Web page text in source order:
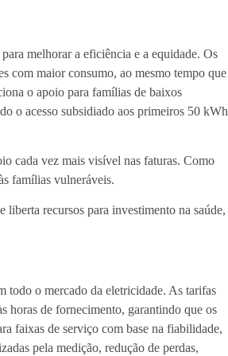
melhorar a eficiência e a equidade. Os
com maior consumo, ao mesmo tempo que
o apoio para famílias de baixos
o acesso subsidiado aos primeiros 50 kWh
cada vez mais visível nas faturas. Como
famílias vulneráveis.
liberta recursos para investimento na saúde,
todo o mercado da eletricidade. As tarifas
horas de fornecimento, garantindo que os
faixas de serviço com base na fiabilidade,
pela medição, redução de perdas,